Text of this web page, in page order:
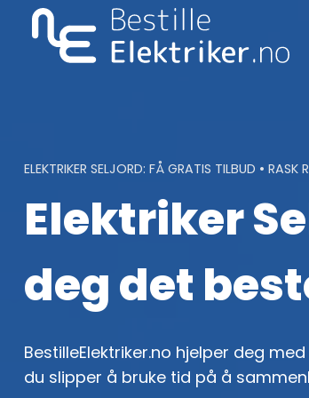
content
ELEKTRIKER SELJORD: FÅ GRATIS TILBUD • RASK
Elektriker
deg det
BestilleElektriker.no hjelper deg
du slipper å bruke tid på å